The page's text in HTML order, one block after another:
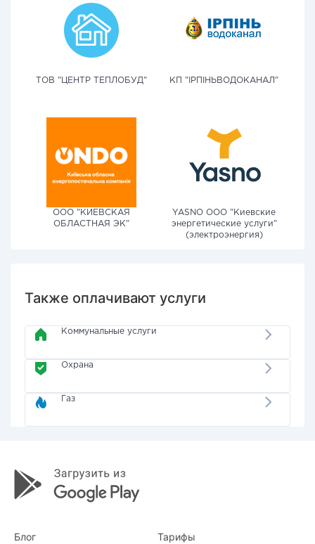
ТОВ "ЦЕНТР ТЕПЛОБУД" КП "ІРПІНЬВОДОКАНАЛ"
ООО "КИЕВСКАЯ
ОБЛАСТНАЯ ЭК"
YASNO OOO "Киевские
энергетические услуги"
(электроэнергия)
Также оплачивают услуги
Коммунальные услуги
Охрана
Газ
Блог Тарифы